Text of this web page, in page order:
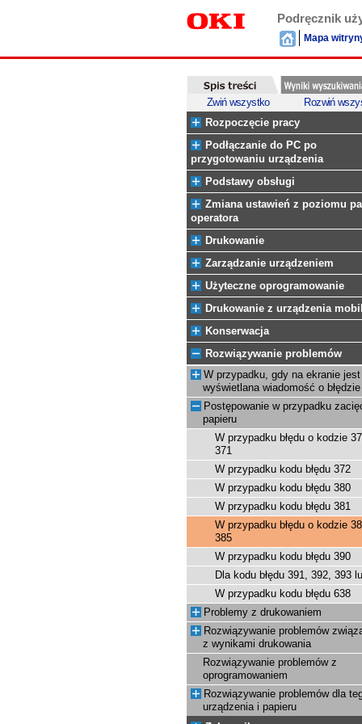
Podręcznik
Mapa
Zwiń wszystko Rozwiń
Rozpoczęcie pracy
Podłączanie do PC po
przygotowaniu urządzenia
Podstawy obsługi
Zmiana ustawień z poziomu
operatora
Drukowanie
Zarządzanie urządzeniem
Użyteczne oprogramowanie
Drukowanie z urządzenia
Konserwacja
Rozwiązywanie problemów
W przypadku, gdy na ekranie jest
wyświetlana wiadomość o błędzie
Postępowanie w przypadku
papieru
W przypadku błędu o kodzie
371
W przypadku kodu błędu 372
W przypadku kodu błędu 380
W przypadku kodu błędu 381
W przypadku błędu o kodzie
385
W przypadku kodu błędu 390
Dla kodu błędu 391, 392, 393
W przypadku kodu błędu 638
Problemy z drukowaniem
Rozwiązywanie problemów
z wynikami drukowania
Rozwiązywanie problemów z
oprogramowaniem
Rozwiązywanie problemów dla
urządzenia i papieru